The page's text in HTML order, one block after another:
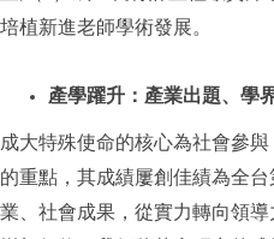
培植新進老師學術發展。
產學躍升：產業出題、學
成大特殊使命的核心為社會參
的重點，其成績屢創佳績為全
業、社會成果，從實力轉向領